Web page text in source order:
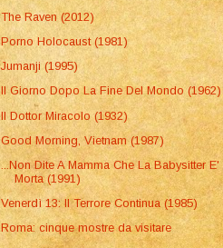
The Raven (2012)
Porno Holocaust (1981)
Jumanji (1995)
Il Giorno Dopo La Fine Del Mondo (1962)
Il Dottor Miracolo (1932)
Good Morning, Vietnam (1987)
...Non Dite A Mamma Che La Babysitter E'
Morta (1991)
Venerdì 13: Il Terrore Continua (1985)
Roma: cinque mostre da visitare